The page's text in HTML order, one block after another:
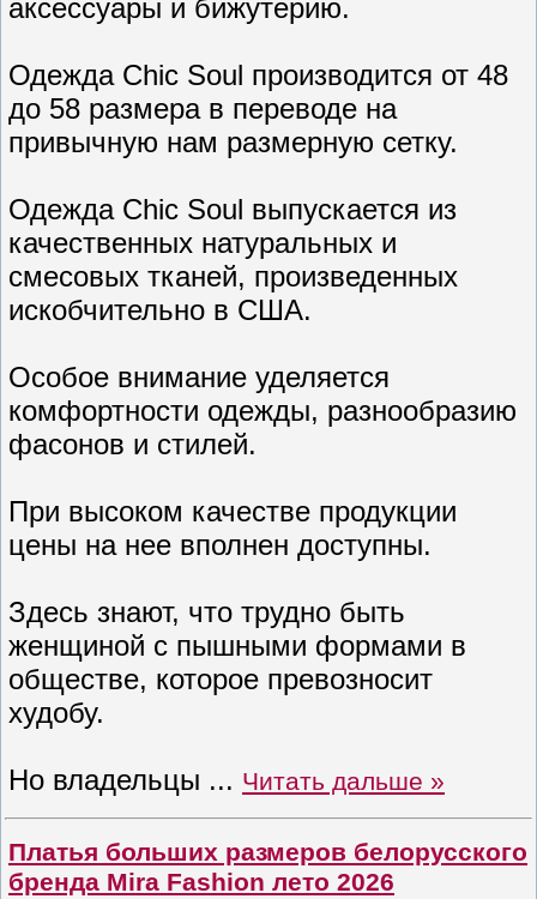
аксессуары и бижутерию.
Одежда Chic Soul производится от 48
до 58 размера в переводе на
привычную нам размерную сетку.
Одежда Chic Soul выпускается из
качественных натуральных и
смесовых тканей, произведенных
искобчительно в США.
Особое внимание уделяется
комфортности одежды, разнообразию
фасонов и стилей.
При высоком качестве продукции
цены на нее вполнен доступны.
Здесь знают, что трудно быть
женщиной с пышными формами в
обществе, которое превозносит
худобу.
Но владельцы ... Читать дальше »
Платья больших размеров белорусского
бренда Mira Fashion лето 2026